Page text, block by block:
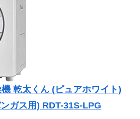
乾太くん (ピュアホワイト)
ガス用) RDT-31S-LPG